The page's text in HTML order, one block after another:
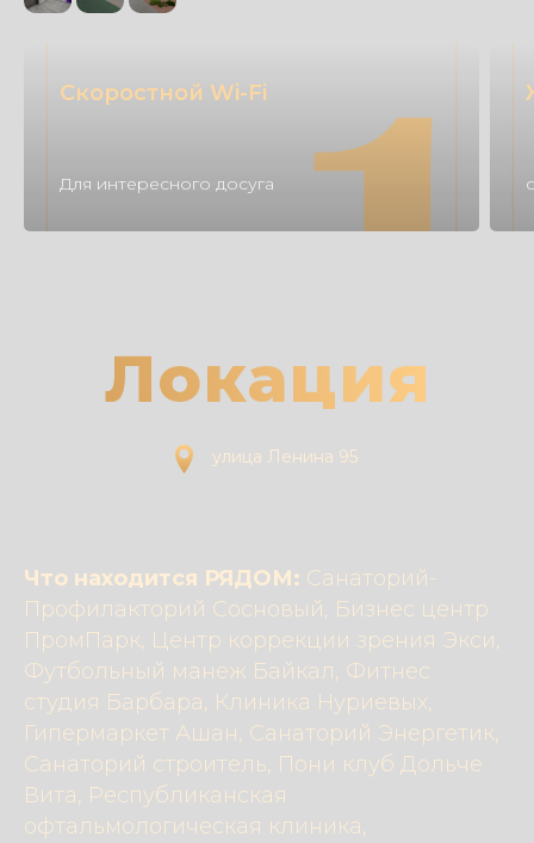
Скоростной Wi-Fi
Для интересного досуга
улица Ленина 95
Локация
Что находится РЯДОМ: Санаторий-
Профилакторий Сосновый, Бизнес центр
ПромПарк, Центр коррекции зрения Экси,
Футбольный манеж Байкал, Фитнес
студия Барбара, Клиника Нуриевых,
Гипермаркет Ашан, Санаторий Энергетик,
Санаторий строитель, Пони клуб Дольче
Вита, Республиканская
офтальмологическая клиника,